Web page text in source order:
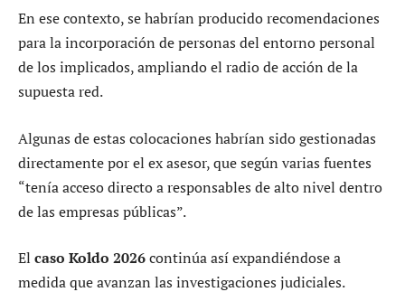
En ese contexto, se habrían producido recomendaciones
para la incorporación de personas del entorno personal
de los implicados, ampliando el radio de acción de la
supuesta red.
Algunas de estas colocaciones habrían sido gestionadas
directamente por el ex asesor, que según varias fuentes
“tenía acceso directo a responsables de alto nivel dentro
de las empresas públicas”.
El caso Koldo 2026continúa así expandiéndose a
medida que avanzan las investigaciones judiciales.